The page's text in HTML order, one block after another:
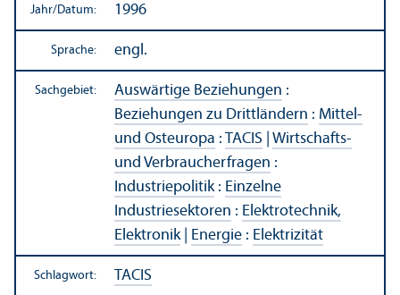
Jahr/Datum: 1996
Sprache: engl.
Sachgebiet: Auswärtige Beziehungen :
Beziehungen zu Drittländern : Mittel-
und Osteuropa : TACIS
Wirtschafts-
und Verbraucherfragen :
Industriepolitik: Einzelne
Industriesektoren : Elektrotechnik,
Elektronik| Energie : Elektrizität
Schlagwort: TACIS